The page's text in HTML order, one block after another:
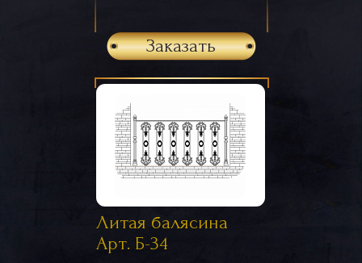
Заказать
Литая балясина
Арт. Б-34